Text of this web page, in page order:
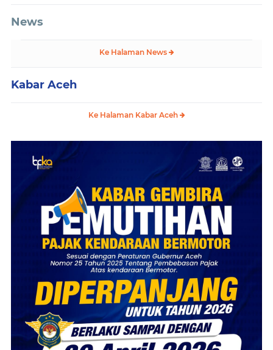
News
Ke Halaman News
Kabar Aceh
Ke Halaman Kabar Aceh